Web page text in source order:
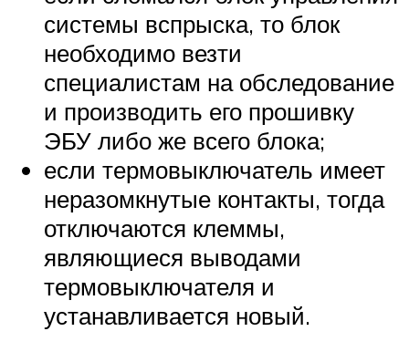
системы вспрыска, то блок
необходимо везти
специалистам на обследование
и производить его прошивку
ЭБУ либо же всего блока;
если термовыключатель имеет
неразомкнутые контакты, тогда
отключаются клеммы,
являющиеся выводами
термовыключателя и
устанавливается новый.